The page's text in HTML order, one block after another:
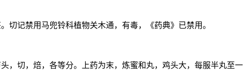
切记禁用马兜铃科植物关木通，有毒，《药典》已禁用。
，切，焙，各等分。上药为末，炼蜜和丸，鸡头大，每服半丸至一